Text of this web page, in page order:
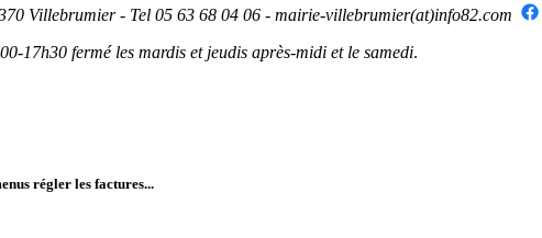
Villebrumier - Tel 05 63 68 04 06 - mairie-villebrumier(at)info82.com
17h30 fermé les mardis et jeudis après-midi et le samedi.
régler les factures...